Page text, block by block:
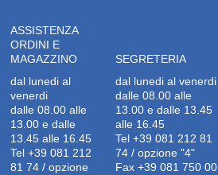
ASSISTENZA
ORDINI E
MAGAZZINO
dal lunedi al
venerdi
dalle 08.00 alle
13.00 e dalle
13.45 alle 16.45
Tel +39 081 212
81 74 / opzione
SEGRETERIA
dal lunedi al venerdi
dalle 08.00 alle
13.00 e dalle 13.45
alle 16.45
Tel +39 081 212 81
74 / opzione "4"
Fax +39 081 750 00